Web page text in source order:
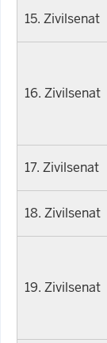
15. Zivilsenat
16. Zivilsenat
17. Zivilsenat
18. Zivilsenat
19. Zivilsenat